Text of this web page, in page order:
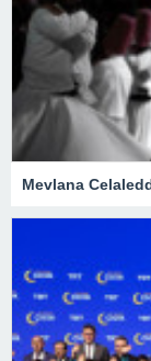
Mevlana